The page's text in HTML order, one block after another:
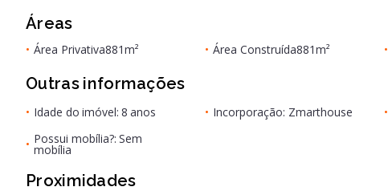
Áreas
• Área Privativa881m² • Área Construída881m² •
Outras informações
• Idade do imóvel: 8 anos • Incorporação: Zmarthouse •
• Possui mobília?: Sem
mobília
Proximidades